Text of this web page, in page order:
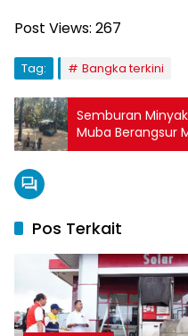
Post Views: 267
Tag: Bangka terkini
Semburan
Muba Berangsur
Pos Terkait